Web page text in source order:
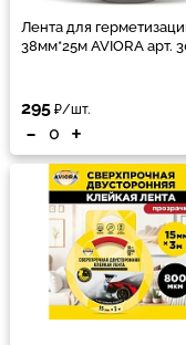
Лента для
38мм*25м AVIORA арт.
295 ₽/шт.
- +